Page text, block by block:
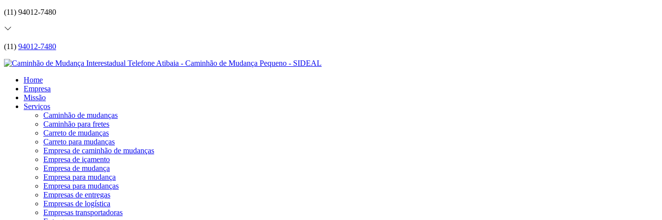
(11) 94012-7480
(11) 94012-7480
Home
Empresa
Missão
Serviços
Caminhão de mudanças
Caminhão para fretes
Carreto de mudanças
Carreto para mudanças
Empresa de caminhão de mudanças
Empresa de içamento
Empresa de mudança
Empresa para mudança
Empresa para mudanças
Empresas de entregas
Empresas de logística
Empresas transportadoras